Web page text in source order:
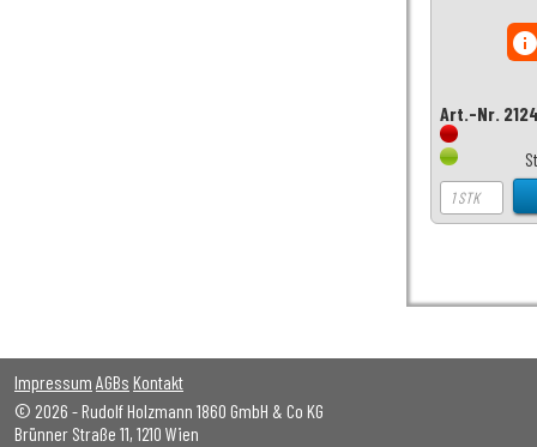
Art.-Nr.
Impressum AGBs Kontakt
© 2026 - Rudolf Holzmann 1860 GmbH & Co KG
Brünner Straße 11, 1210 Wien